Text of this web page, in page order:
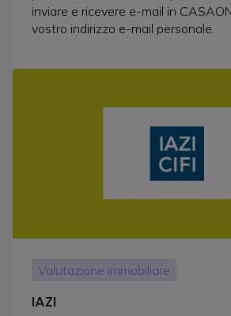
inviare e ricevere e-mail in
vostro indirizzo e-mail personale.
Valutazione immobiliare
IAZI